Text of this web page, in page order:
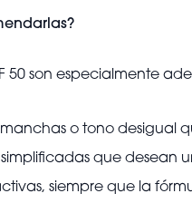
50 son especialmente
o tono desigual
que desean
siempre que la